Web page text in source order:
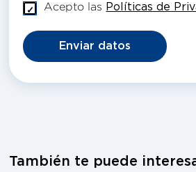
Acepto las Políticas de
Enviar datos
También te puede